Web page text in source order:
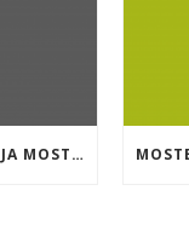
JAK APLIKACJA MOSTBET WSPIERA UŻYTKOWNIKÓW ANDROIDA?